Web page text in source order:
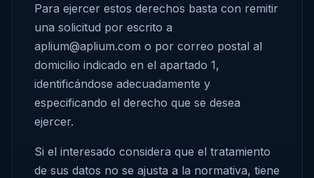
Para ejercer estos derechos basta con remitir
una solicitud por escrito a
aplium@aplium.com o por correo postal al
domicilio indicado en el apartado 1,
identificándose adecuadamente y
especificando el derecho que se desea
ejercer.
Si el interesado considera que el tratamiento
de sus datos no se ajusta a la normativa, tiene